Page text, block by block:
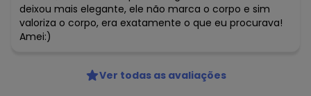
junho/2026 R$ 92,97
maio/2026 N/D*
abril/2026 R$ 154,95
março/2026
deixou mais elegante, ele não marca o corpo e sim
valoriza o corpo, era exatamente o que eu procurava!
Amei:)
Ver todas as avaliações